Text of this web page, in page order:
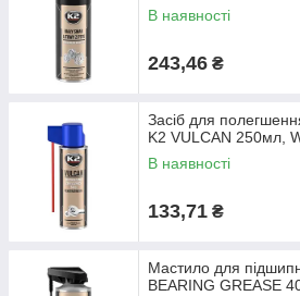
В наявності
243,46 ₴
Засіб для
K2 VULCAN 250мл,
В наявності
133,71 ₴
Мастило для
BEARING GREASE